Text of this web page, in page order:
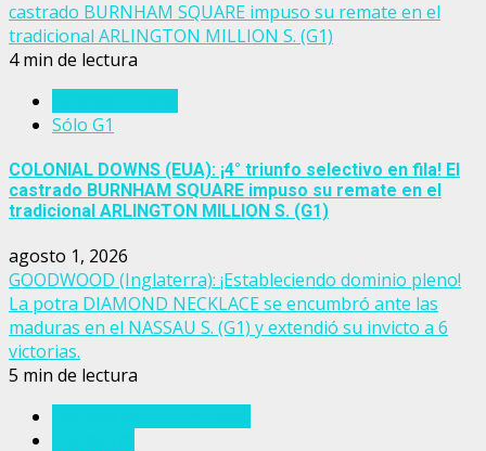
castrado BURNHAM SQUARE impuso su remate en el
tradicional ARLINGTON MILLION S. (G1)
4 min de lectura
Sólo G1
COLONIAL DOWNS (EUA): ¡4° triunfo selectivo en fila! El
castrado BURNHAM SQUARE impuso su remate en el
tradicional ARLINGTON MILLION S. (G1)
agosto 1, 2026
GOODWOOD (Inglaterra): ¡Estableciendo dominio pleno!
La potra DIAMOND NECKLACE se encumbró ante las
maduras en el NASSAU S. (G1) y extendió su invicto a 6
victorias.
5 min de lectura